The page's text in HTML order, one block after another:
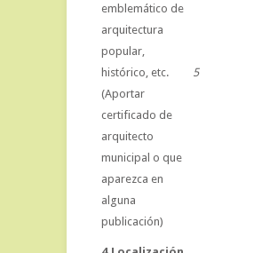
emblemático de
arquitectura
popular,
histórico, etc.
(Aportar
certificado de
arquitecto
municipal o que
aparezca en
alguna
publicación)
5